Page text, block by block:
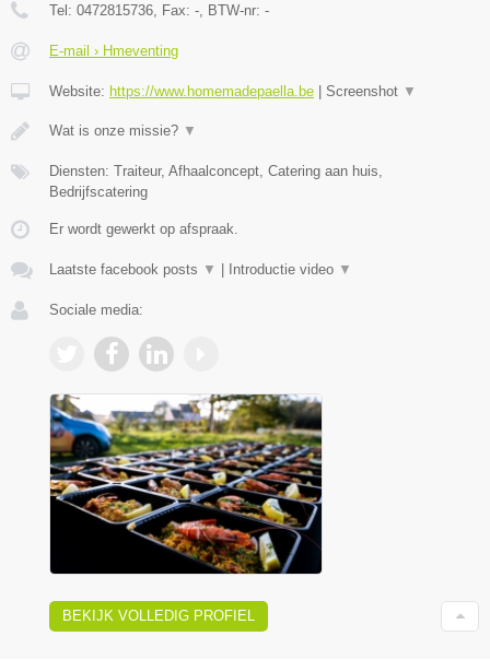
Tel: 0472815736 , Fax: - , BTW-nr: -
E-mail › Hmeventing
Website: https://www.homemadepaella.be Screenshot ▼
Wat is onze missie? ▼
Diensten: Traiteur, Afhaalconcept, Catering aan huis,
Bedrijfscatering
Er wordt gewerkt op afspraak.
Laatste facebook posts ▼ Introductie video ▼
Sociale media:
BEKIJK VOLLEDIG PROFIEL